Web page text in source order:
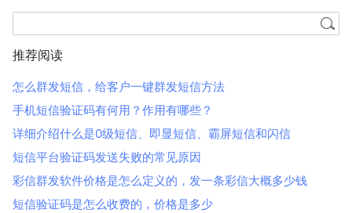
推荐阅读
怎么群发短信，给客户一键群发短信方法
手机短信验证码有何用？作用有哪些？
详细介绍什么是0级短信、即显短信、霸屏短信和闪信
短信平台验证码发送失败的常见原因
彩信群发软件价格是怎么定义的，发一条彩信大概多少钱
短信验证码是怎么收费的，价格是多少